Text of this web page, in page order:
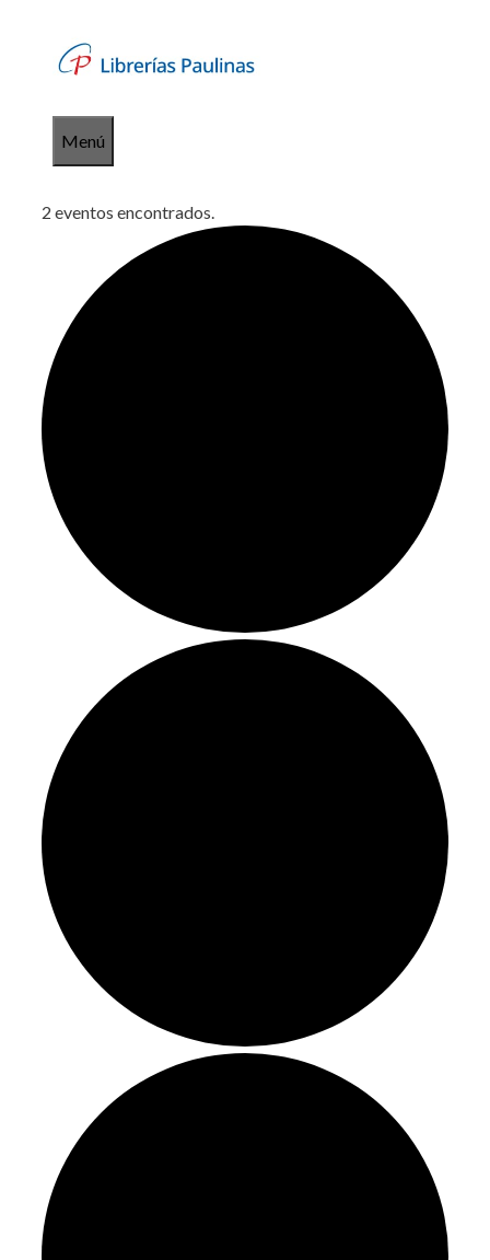
contenido
Menú
2 eventos encontrados.